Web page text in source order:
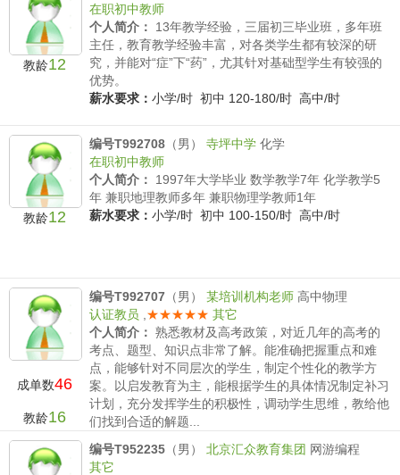
教龄12
在职初中教师
个人简介：
13年教学经验，三届初三毕业班，多年班
主任，教育教学经验丰富，对各类学生都有较深的研
究，并能对“症”下“药”，尤其针对基础型学生有较强的
优势。
薪水要求： 小学/时 初中 120-180/时 高中/时
教龄12
编号T992708 （男） 寺坪中学 化学
在职初中教师
个人简介：
1997年大学毕业 数学教学7年 化学教学5
年 兼职地理教师多年 兼职物理学教师1年
薪水要求： 小学/时 初中 100-150/时 高中/时
成单数46
教龄16
编号T992707 （男） 某培训机构老师 高中物理
认证教员
★★★★★ 其它
个人简介： 熟悉教材及高考政策，对近几年的高考的
考点、题型、知识点非常了解。能准确把握重点和难
点，能够针对不同层次的学生，制定个性化的教学方
案。以启发教育为主，能根据学生的具体情况制定补习
计划，充分发挥学生的积极性，调动学生思维，教给他
们找到合适的解题...
编号T952235 （男） 北京汇众教育集团 网游编程
其它